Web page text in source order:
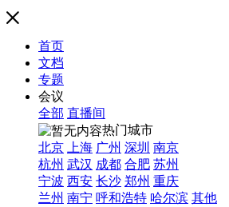
首页
文档
专题
会议
全部 直播间
热门城市
北京
上海 广州 深圳 南京
杭州 武汉 成都 合肥 苏州
宁波 西安 长沙 郑州 重庆
兰州 南宁 呼和浩特 哈尔滨 其他